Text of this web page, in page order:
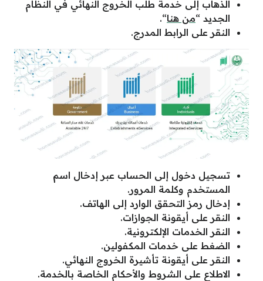
الذهاب إلى خدمة طلب الخروج النهائي في النظام
الجديد “من هنا“.
النقر على الرابط المدرج.
تسجيل دخول إلى الحساب عبر إدخال اسم
المستخدم وكلمة المرور.
إدخال رمز التحقق الوارد إلى الهاتف.
النقر على أيقونة الجوازات.
النقر الخدمات الإلكترونية.
الضغط على خدمات المكفولين.
النقر على أيقونة تأشيرة الخروج النهائي.
الاطلاع على الشروط والأحكام الخاصة بالخدمة.